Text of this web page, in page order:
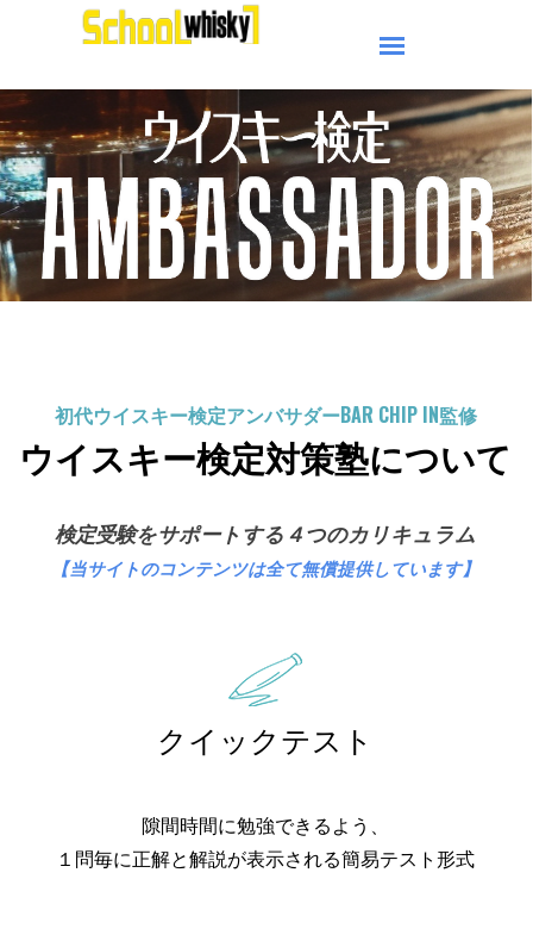
初代ウイスキー検定アンバサダーBAR CHIP IN監修
ウイスキー検定対策塾について
検定受験をサポートする４つのカリキュラム
【当サイトのコンテンツは全て無償提供しています】
クイックテスト
隙間時間に勉強できるよう、
１問毎に正解と解説が表示される簡易テスト形式